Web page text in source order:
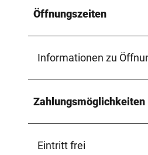
Öffnungszeiten
Informationen zu
Zahlungsmöglichkeiten
Eintritt frei